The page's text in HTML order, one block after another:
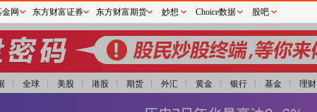
全球 美股 港股 期货 外汇 黄金 银行 基金 理财
网 东方财富证券 东方财富期货 妙想 Choice数据 股吧